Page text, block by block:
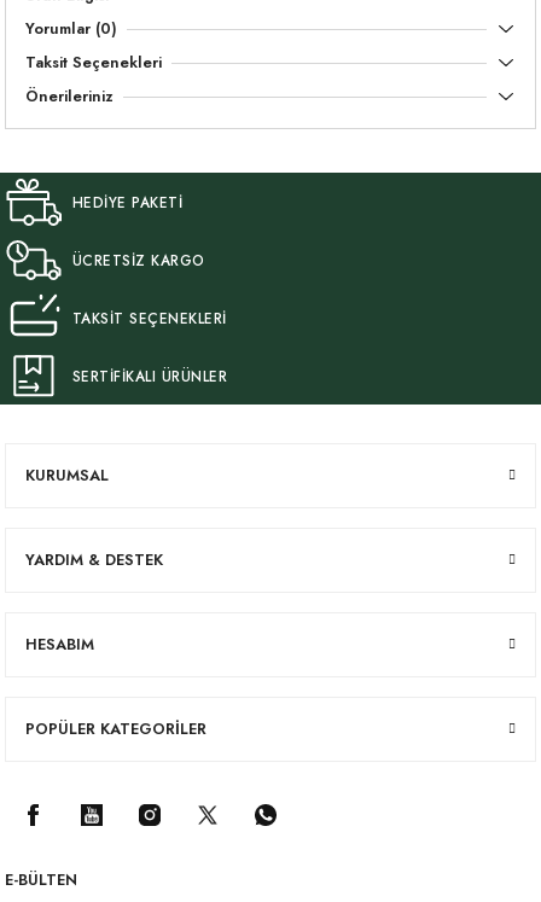
Yorumlar (0)
Taksit Seçenekleri
Önerileriniz
HEDİYE PAKETİ
ÜCRETSİZ KARGO
TAKSİT SEÇENEKLERİ
SERTİFİKALI ÜRÜNLER
KURUMSAL
YARDIM & DESTEK
HESABIM
POPÜLER KATEGORİLER
E-BÜLTEN